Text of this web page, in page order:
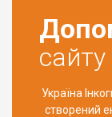
сайту
Україна
створений